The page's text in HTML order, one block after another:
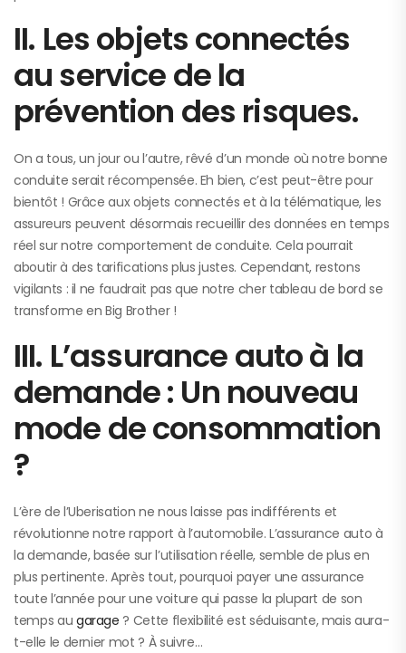
II. Les objets connectés
au service de la
prévention des risques.
On a tous, un jour ou l’autre, rêvé d’un monde où notre bonne
conduite serait récompensée. Eh bien, c’est peut-être pour
bientôt ! Grâce aux objets connectés et à la télématique, les
assureurs peuvent désormais recueillir des données en temps
réel sur notre comportement de conduite. Cela pourrait
aboutir à des tarifications plus justes. Cependant, restons
vigilants : il ne faudrait pas que notre cher tableau de bord se
transforme en Big Brother !
III. L’assurance auto à la
demande : Un nouveau
mode de consommation
?
L’ère de l’Uberisation ne nous laisse pas indifférents et
révolutionne notre rapport à l’automobile. L’assurance auto à
la demande, basée sur l’utilisation réelle, semble de plus en
plus pertinente. Après tout, pourquoi payer une assurance
toute l’année pour une voiture qui passe la plupart de son
temps au garage ? Cette flexibilité est séduisante, mais aura-
t-elle le dernier mot ? À suivre…